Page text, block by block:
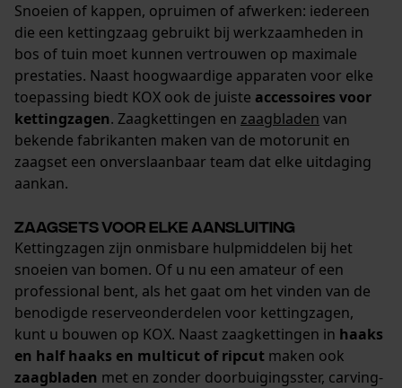
Snoeien of kappen, opruimen of afwerken: iedereen
die een kettingzaag gebruikt bij werkzaamheden in
bos of tuin moet kunnen vertrouwen op maximale
prestaties. Naast hoogwaardige apparaten voor elke
toepassing biedt KOX ook de juiste accessoires voor
kettingzagen. Zaagkettingen en zaagbladen van
bekende fabrikanten maken van de motorunit en
zaagset een onverslaanbaar team dat elke uitdaging
aankan.
Zaagsets voor elke aansluiting
Kettingzagen zijn onmisbare hulpmiddelen bij het
snoeien van bomen. Of u nu een amateur of een
professional bent, als het gaat om het vinden van de
benodigde reserveonderdelen voor kettingzagen,
kunt u bouwen op KOX. Naast zaagkettingen in haaks
en half haaks en multicut of ripcut maken ook
zaagbladen met en zonder doorbuigingsster, carving-
Statistische Cookies
Econda Analytics
Mouseflow Web Analytics Tool
Prestatie en functionele
Cookies
Loop54 Personalization
Gepersonaliseerde homepage